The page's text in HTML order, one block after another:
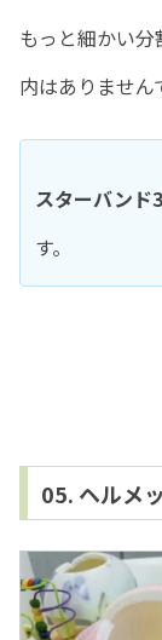
もっと細かい
内はありません
スターバンド
す。
05. ヘルメ